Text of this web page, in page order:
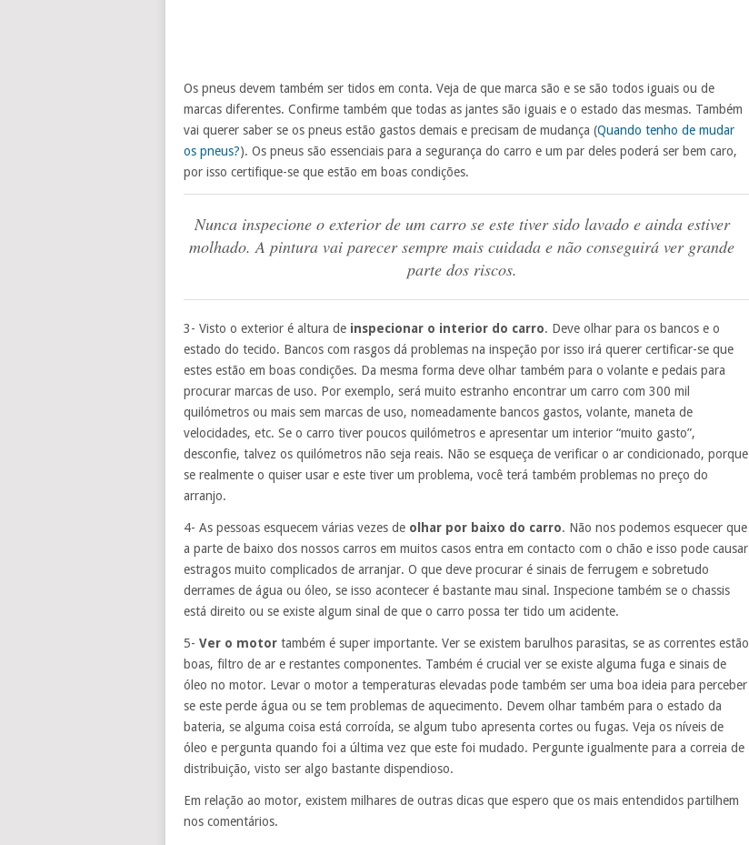
Os pneus devem também ser tidos em conta. Veja de que marca são e se são todos iguais ou de
marcas diferentes. Confirme também que todas as jantes são iguais e o estado das mesmas. Também
vai querer saber se os pneus estão gastos demais e precisam de mudança (Quando tenho de mudar
os pneus?). Os pneus são essenciais para a segurança do carro e um par deles poderá ser bem caro,
por isso certifique-se que estão em boas condições.
Nunca inspecione o exterior de um carro se este tiver sido lavado e ainda estiver
molhado. A pintura vai parecer sempre mais cuidada e não conseguirá ver grande
parte dos riscos.
3- Visto o exterior é altura de inspecionar o interior do carro. Deve olhar para os bancos e o
estado do tecido. Bancos com rasgos dá problemas na inspeção por isso irá querer certificar-se que
estes estão em boas condições. Da mesma forma deve olhar também para o volante e pedais para
procurar marcas de uso. Por exemplo, será muito estranho encontrar um carro com 300 mil
quilómetros ou mais sem marcas de uso, nomeadamente bancos gastos, volante, maneta de
velocidades, etc. Se o carro tiver poucos quilómetros e apresentar um interior “muito gasto”,
desconfie, talvez os quilómetros não seja reais. Não se esqueça de verificar o ar condicionado, porque
se realmente o quiser usar e este tiver um problema, você terá também problemas no preço do
arranjo.
4- As pessoas esquecem várias vezes de olhar por baixo do carro. Não nos podemos esquecer que
a parte de baixo dos nossos carros em muitos casos entra em contacto com o chão e isso pode causar
estragos muito complicados de arranjar. O que deve procurar é sinais de ferrugem e sobretudo
derrames de água ou óleo, se isso acontecer é bastante mau sinal. Inspecione também se o chassis
está direito ou se existe algum sinal de que o carro possa ter tido um acidente.
5- Ver o motor também é super importante. Ver se existem barulhos parasitas, se as correntes estão
boas, filtro de ar e restantes componentes. Também é crucial ver se existe alguma fuga e sinais de
óleo no motor. Levar o motor a temperaturas elevadas pode também ser uma boa ideia para perceber
se este perde água ou se tem problemas de aquecimento. Devem olhar também para o estado da
bateria, se alguma coisa está corroída, se algum tubo apresenta cortes ou fugas. Veja os níveis de
óleo e pergunta quando foi a última vez que este foi mudado. Pergunte igualmente para a correia de
distribuição, visto ser algo bastante dispendioso.
Em relação ao motor, existem milhares de outras dicas que espero que os mais entendidos partilhem
nos comentários.